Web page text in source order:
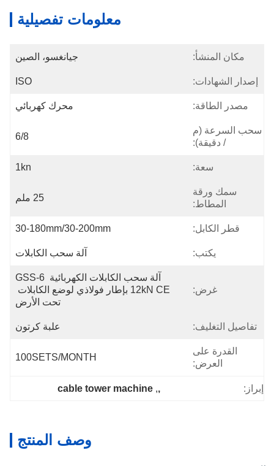
معلومات تفصيلية
مكان المنشأ: جيانغسو، الصين
إصدار الشهادات: ISO
مصدر الطاقة: محرك كهربائي
سحب السرعة (م
/ دقيقة):
6/8
سعة: 1kn
سمك ورقة
المطاط:
25 ملم
قطر الكابل: 30-180mm/30-200mm
يكتب: آلة سحب الكابلات
غرض:
آلة سحب الكابلات الكهربائية GSS-6
12kN CE بإطار فولاذي لوضع الكابلات
تحت الأرض
تفاصيل التغليف: علبة كرتون
القدرة على
العرض:
100SETS/MONTH
إبراز: ,
cable tower machine
وصف المنتج